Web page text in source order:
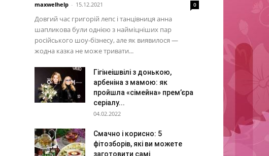
maxwelhelp - 15.12.2021 0
Довгий час григорій лепс і танцівниця анна
шапликова були однією з найміцніших пар
російського шоу-бізнесу, але як виявилося —
жодна казка не може тривати...
Гігінеішвілі з донькою,
арбеніна з мамою: як
пройшла «сімейна» прем’єра
серіалу...
04.02.2022
Смачно і корисно: 5
фітозборів, які ви можете
заготовити самі